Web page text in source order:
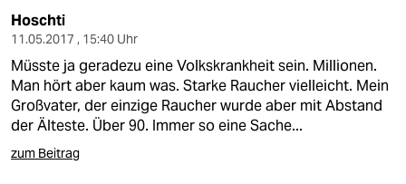
Hoschti
11.05.2017 , 15:40 Uhr
Müsste ja geradezu eine Volkskrankheit sein. Millionen.
Man hört aber kaum was. Starke Raucher vielleicht. Mein
Großvater, der einzige Raucher wurde aber mit Abstand
der Älteste. Über 90. Immer so eine Sache...
zum Beitrag